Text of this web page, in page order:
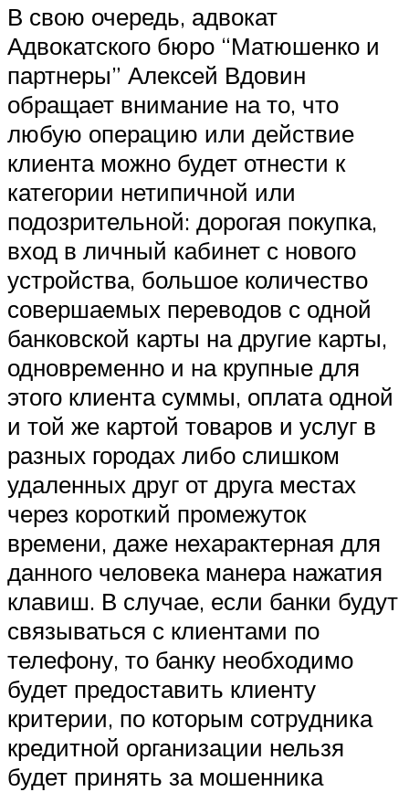
В свою очередь, адвокат
Адвокатского бюро “Матюшенко и
партнеры” Алексей Вдовин
обращает внимание на то, что
любую операцию или действие
клиента можно будет отнести к
категории нетипичной или
подозрительной: дорогая покупка,
вход в личный кабинет с нового
устройства, большое количество
совершаемых переводов с одной
банковской карты на другие карты,
одновременно и на крупные для
этого клиента суммы, оплата одной
и той же картой товаров и услуг в
разных городах либо слишком
удаленных друг от друга местах
через короткий промежуток
времени, даже нехарактерная для
данного человека манера нажатия
клавиш. В случае, если банки будут
связываться с клиентами по
телефону, то банку необходимо
будет предоставить клиенту
критерии, по которым сотрудника
кредитной организации нельзя
будет принять за мошенника